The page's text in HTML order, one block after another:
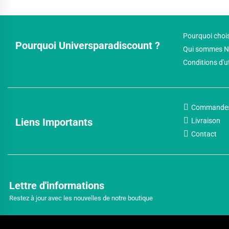
Pourquoi Universparadiscount ?
Pourquoi
Qui sommes
Conditions
Liens Importants
Livraison
Contact
Lettre d'informations
Restez à jour avec les nouvelles de notre boutique